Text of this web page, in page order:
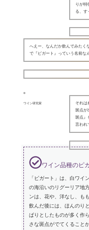
りが特
る、す
へえー、なんだか飲んでみたく
で『ピガート』っていう名前な
ワイン研究家
それは
斑点が
斑点』
言われ
ワイン品種のピ
「ピガート」は、白ワイ
の海沿いのリグーリア地
ンは、花や、洋なし、も
飲んだ後には、ほんのり
ぱりとしたものが多く作
さな斑点がでてくること